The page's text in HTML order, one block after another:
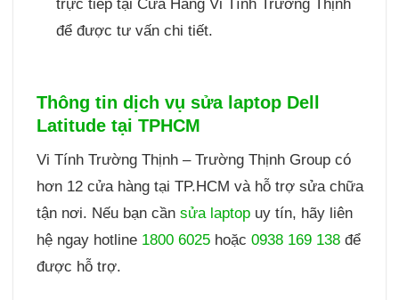
trực tiếp tại Cửa Hàng Vi Tính Trường Thịnh
để được tư vấn chi tiết.
Thông tin dịch vụ sửa laptop Dell
Latitude tại TPHCM
Vi Tính Trường Thịnh – Trường Thịnh Group có
hơn 12 cửa hàng tại TP.HCM và hỗ trợ sửa chữa
tận nơi. Nếu bạn cần sửa laptopuy tín, hãy liên
hệ ngay hotline 1800 6025hoặc 0938 169 138để
được hỗ trợ.